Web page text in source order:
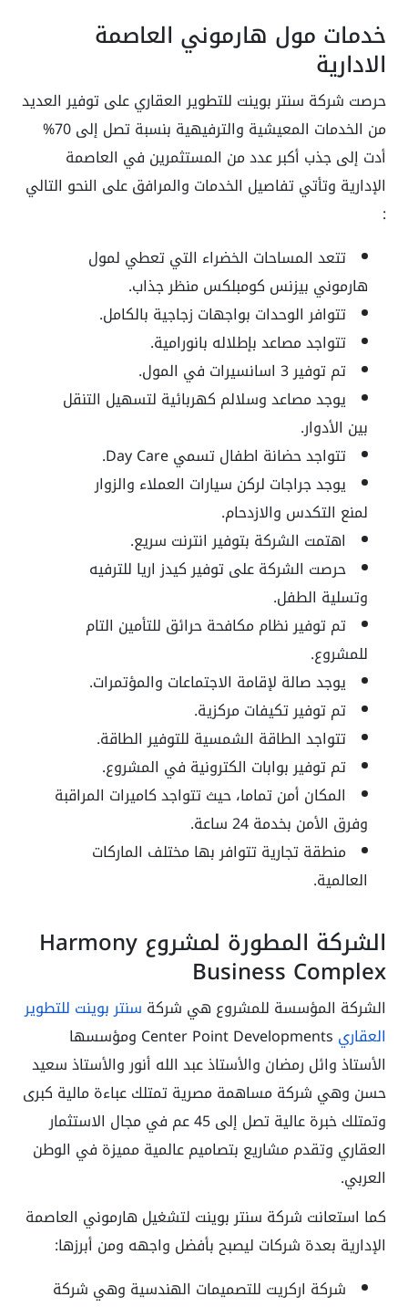
خدمات مول هارموني العاصمة
الادارية
حرصت شركة سنتر بوينت للتطوير العقاري على توفير العديد
من الخدمات المعيشية والترفيهية بنسبة تصل إلى 70%
أدت إلى جذب أكبر عدد من المستثمرين في العاصمة
الإدارية وتأتي تفاصيل الخدمات والمرافق على النحو التالي
:
تتعد المساحات الخضراء التي تعطي لمول
هارموني بيزنس كومبلكس منظر جذاب.
تتوافر الوحدات بواجهات زجاجية بالكامل.
تتواجد مصاعد بإطلاله بانورامية.
تم توفير 3 اسانسيرات في المول.
يوجد مصاعد وسلالم كهربائية لتسهيل التنقل
بين الأدوار.
تتواجد حضانة اطفال تسمي Day Care.
يوجد جراجات لركن سيارات العملاء والزوار
لمنع التكدس والازدحام.
اهتمت الشركة بتوفير انترنت سريع.
حرصت الشركة على توفير كيدز اريا للترفيه
وتسلية الطفل.
تم توفير نظام مكافحة حرائق للتأمين التام
للمشروع.
يوجد صالة لإقامة الاجتماعات والمؤتمرات.
تم توفير تكيفات مركزية.
تتواجد الطاقة الشمسية للتوفير الطاقة.
تم توفير بوابات الكترونية في المشروع.
المكان أمن تماما، حيث تتواجد كاميرات المراقبة
وفرق الأمن بخدمة 24 ساعة.
منطقة تجارية تتوافر بها مختلف الماركات
العالمية.
الشركة المطورة لمشروع Harmony
Business Complex
الشركة المؤسسة للمشروع هي شركة سنتر بوينت للتطوير
العقاري
Center Point Developments ومؤسسها
الأستاذ وائل رمضان والأستاذ عبد الله أنور والأستاذ سعيد
حسن وهي شركة مساهمة مصرية تمتلك عباءة مالية كبرى
وتمتلك خبرة عالية تصل إلى 45 عم في مجال الاستثمار
العقاري وتقدم مشاريع بتصاميم عالمية مميزة في الوطن
العربي.
كما استعانت شركة سنتر بوينت لتشغيل هارموني العاصمة
الإدارية بعدة شركات ليصبح بأفضل واجهه ومن أبرزها:
شركة اركريت للتصميمات الهندسية وهي شركة